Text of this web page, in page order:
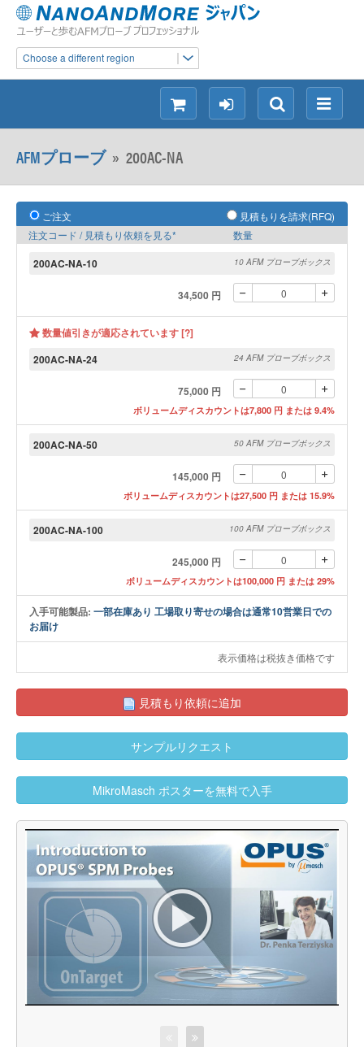
Choose a different region
メ
ニ
検
索
ロ
グ
シ
ョ
ッ
ン
AFMプローブ» 200AC-NA
ご注文
見積もりを請求(RFQ)
注文コード / 見積もり依頼を見る*
数量
200AC-NA-10 10 AFM プローブボックス
34,500 円
数量値引きが適応されています [?]
200AC-NA-24
24 AFM プローブボックス
75,000 円
ボリュームディスカウントは7,800 円 または 9.4%
200AC-NA-50 50 AFM プローブボックス
145,000 円
ボリュームディスカウントは27,500 円 または 15.9%
200AC-NA-100 100 AFM プローブボックス
245,000 円
ボリュームディスカウントは100,000 円 または 29%
入手可能製品: 一部在庫あり 工場取り寄せの場合は通常10営業日での
お届け
表示価格は税抜き価格です
見積もり依頼に追加
サンプルリクエスト
MikroMasch ポスターを無料で入手